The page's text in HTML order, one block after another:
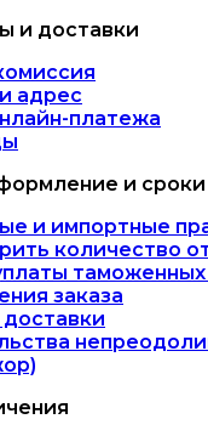
и доставки
адрес
платежа
и сроки
и импортные
количество
заказа